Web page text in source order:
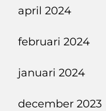
april 2024
februari 2024
januari 2024
december 2023